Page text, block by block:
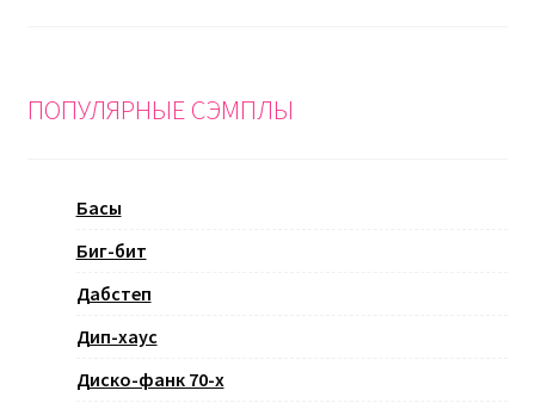
ПОПУЛЯРНЫЕ СЭМПЛЫ
Басы
Биг-бит
Дабстеп
Дип-хаус
Диско-фанк 70-х